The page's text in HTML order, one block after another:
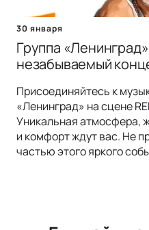
30 января
Группа
незабываемый
Присоединяйтесь к
«Ленинград» на сцене
Уникальная атмосфера,
и комфорт ждут вас. Не
частью этого яркого